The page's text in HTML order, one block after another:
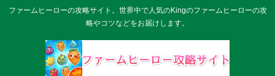
ファームヒーローの攻略サイト。世界中で人気のKingのファームヒーローの攻
略やコツなどをお届けします。